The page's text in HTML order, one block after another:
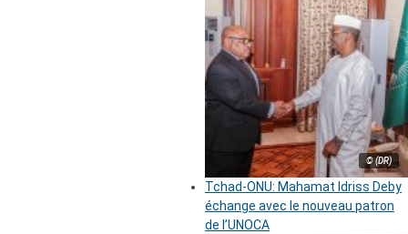
© (DR)
Tchad-ONU: Mahamat Idriss Deby
échange avec le nouveau patron
de l’UNOCA